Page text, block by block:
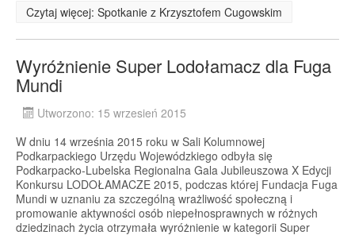
Czytaj więcej: Spotkanie z Krzysztofem Cugowskim
Wyróżnienie Super Lodołamacz dla Fuga
Mundi
Utworzono: 15 wrzesień 2015
W dniu 14 września 2015 roku w Sali Kolumnowej
Podkarpackiego Urzędu Wojewódzkiego odbyła się
Podkarpacko-Lubelska Regionalna Gala Jubileuszowa X Edycji
Konkursu LODOŁAMACZE 2015, podczas której Fundacja Fuga
Mundi w uznaniu za szczególną wrażliwość społeczną i
promowanie aktywności osób niepełnosprawnych w różnych
dziedzinach życia otrzymała wyróżnienie w kategorii Super